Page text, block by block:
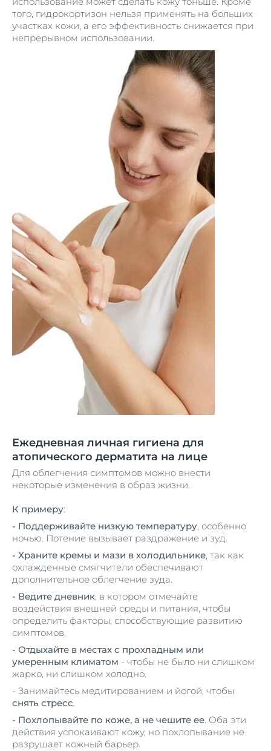
того, гидрокортизон нельзя применять на больших
участках кожи, а его эффективность снижается при
непрерывном использовании.
Ежедневная личная гигиена для
атопического дерматита на лице
Для облегчения симптомов можно внести
некоторые изменения в образ жизни.
К примеру:
- Поддерживайте низкую температуру, особенно
ночью. Потение вызывает раздражение и зуд.
- Храните кремы и мази в холодильнике, так как
охлажденные смягчители обеспечивают
дополнительное облегчение зуда.
- Ведите дневник, в котором отмечайте
воздействия внешней среды и питания, чтобы
определить факторы, способствующие развитию
симптомов.
- Отдыхайте в местах с прохладным или
умеренным климатом - чтобы не было ни слишком
жарко, ни слишком холодно.
- Занимайтесь медитированием и йогой, чтобы
снять стресс.
- Похлопывайте по коже, а не чешите ее. Оба эти
действия успокаивают кожу, но похлопывание не
разрушает кожный барьер.